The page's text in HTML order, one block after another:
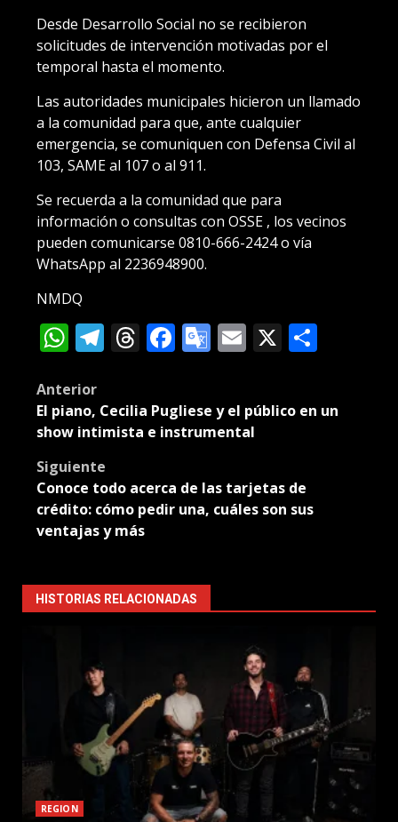
Desde Desarrollo Social no se recibieron
solicitudes de intervención motivadas por el
temporal hasta el momento.
Las autoridades municipales hicieron un llamado
a la comunidad para que, ante cualquier
emergencia, se comuniquen con Defensa Civil al
103, SAME al 107 o al 911.
Se recuerda a la comunidad que para
información o consultas con OSSE , los vecinos
pueden comunicarse 0810-666-2424 o vía
WhatsApp al 2236948900.
NMDQ
WhatsApp
Telegram
Threads
Facebook
Google
Email
X
Post
navigation
Anterior
El piano, Cecilia Pugliese y el público en un
show intimista e instrumental
Siguiente
Conoce todo acerca de las tarjetas de
crédito: cómo pedir una, cuáles son sus
ventajas y más
HISTORIAS RELACIONADAS
REGION